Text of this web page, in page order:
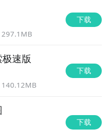
297.1MB
下载
速版
140.12MB
下载
下载